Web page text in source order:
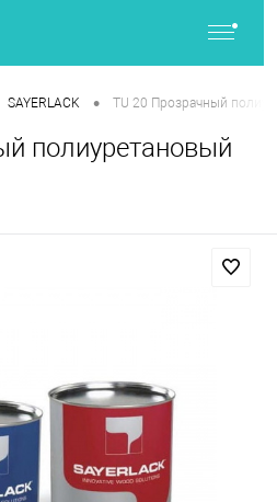
SAYERLACK • TU 20 Прозрачный
полиуретановый